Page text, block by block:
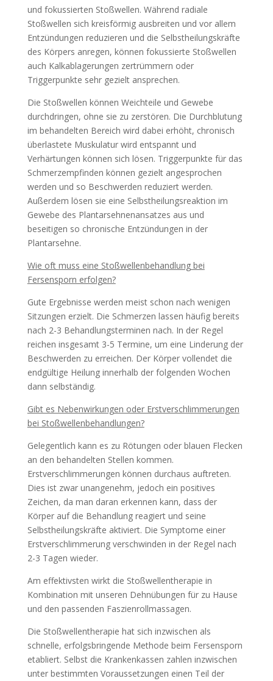
und fokussierten Stoßwellen. Während radiale
Stoßwellen sich kreisförmig ausbreiten und vor allem
Entzündungen reduzieren und die Selbstheilungskräfte
des Körpers anregen, können fokussierte Stoßwellen
auch Kalkablagerungen zertrümmern oder
Triggerpunkte sehr gezielt ansprechen.
Die Stoßwellen können Weichteile und Gewebe
durchdringen, ohne sie zu zerstören. Die Durchblutung
im behandelten Bereich wird dabei erhöht, chronisch
überlastete Muskulatur wird entspannt und
Verhärtungen können sich lösen. Triggerpunkte für das
Schmerzempfinden können gezielt angesprochen
werden und so Beschwerden reduziert werden.
Außerdem lösen sie eine Selbstheilungsreaktion im
Gewebe des Plantarsehnenansatzes aus und
beseitigen so chronische Entzündungen in der
Plantarsehne.
Wie oft muss eine Stoßwellenbehandlung bei
Fersensporn erfolgen?
Gute Ergebnisse werden meist schon nach wenigen
Sitzungen erzielt. Die Schmerzen lassen häufig bereits
nach 2-3 Behandlungsterminen nach. In der Regel
reichen insgesamt 3-5 Termine, um eine Linderung der
Beschwerden zu erreichen. Der Körper vollendet die
endgültige Heilung innerhalb der folgenden Wochen
dann selbständig.
Gibt es Nebenwirkungen oder Erstverschlimmerungen
bei Stoßwellenbehandlungen?
Gelegentlich kann es zu Rötungen oder blauen Flecken
an den behandelten Stellen kommen.
Erstverschlimmerungen können durchaus auftreten.
Dies ist zwar unangenehm, jedoch ein positives
Zeichen, da man daran erkennen kann, dass der
Körper auf die Behandlung reagiert und seine
Selbstheilungskräfte aktiviert. Die Symptome einer
Erstverschlimmerung verschwinden in der Regel nach
2-3 Tagen wieder.
Am effektivsten wirkt die Stoßwellentherapie in
Kombination mit unseren Dehnübungen für zu Hause
und den passenden Faszienrollmassagen.
Die Stoßwellentherapie hat sich inzwischen als
schnelle, erfolgsbringende Methode beim Fersensporn
etabliert. Selbst die Krankenkassen zahlen inzwischen
unter bestimmten Voraussetzungen einen Teil der